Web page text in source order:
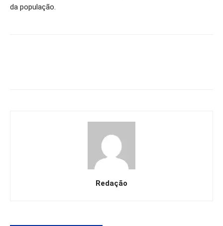
da população.
Redação